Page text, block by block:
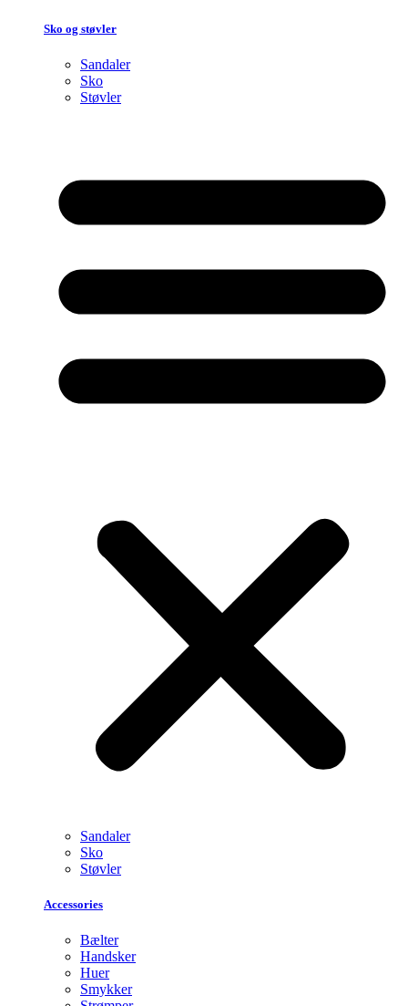
Sko og støvler
Sandaler
Sko
Støvler
Sandaler
Sko
Støvler
Accessories
Bælter
Handsker
Huer
Smykker